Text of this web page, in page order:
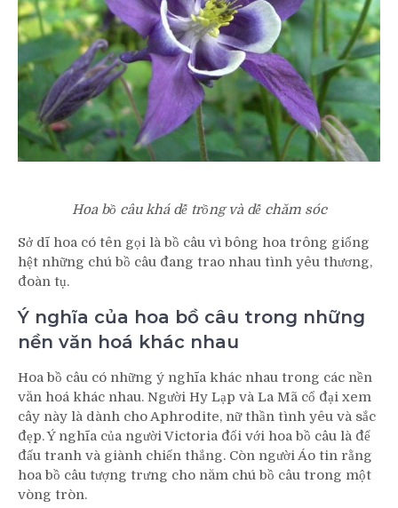
Hoa bồ câu khá dễ trồng và dễ chăm sóc
Sở dĩ hoa có tên gọi là bồ câu vì bông hoa trông giống
hệt những chú bồ câu đang trao nhau tình yêu thương,
đoàn tụ.
Ý nghĩa của hoa bồ câu trong những
nền văn hoá khác nhau
Hoa bồ câu có những ý nghĩa khác nhau trong các nền
văn hoá khác nhau. Người Hy Lạp và La Mã cổ đại xem
cây này là dành cho Aphrodite, nữ thần tình yêu và sắc
đẹp. Ý nghĩa của người Victoria đối với hoa bồ câu là để
đấu tranh và giành chiến thắng. Còn người Áo tin rằng
hoa bồ câu tượng trưng cho năm chú bồ câu trong một
vòng tròn.